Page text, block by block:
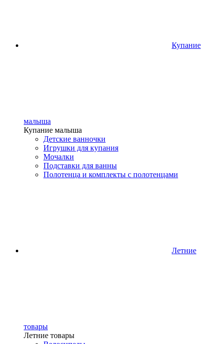
Купание
малыша
Купание малыша
Детские ванночки
Игрушки для купания
Мочалки
Подставки для ванны
Полотенца и комплекты с полотенцами
Летние
товары
Летние товары